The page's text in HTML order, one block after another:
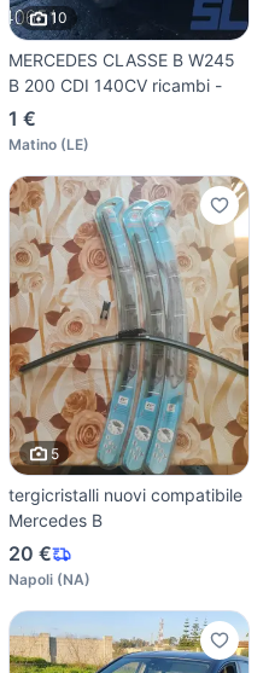
10
MERCEDES CLASSE B W245
B 200 CDI 140CV ricambi -
1 €
Matino (LE)
5
tergicristalli nuovi compatibile
Mercedes B
20 €
Napoli (NA)